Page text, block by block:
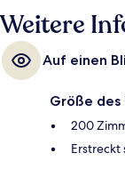
Weitere
Auf einen
Größe des
200
Erstreckt